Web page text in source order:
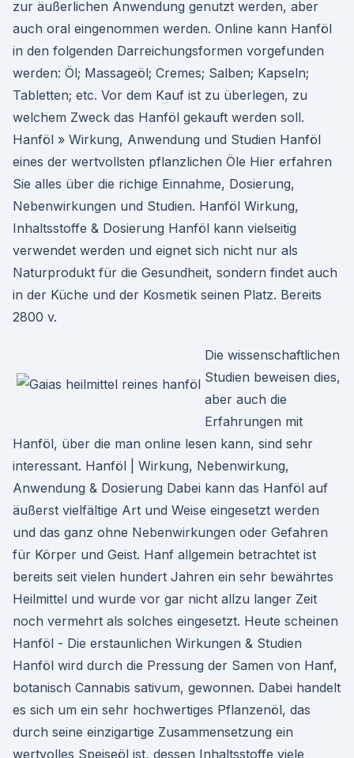
zur äußerlichen Anwendung genutzt werden, aber
auch oral eingenommen werden. Online kann Hanföl
in den folgenden Darreichungsformen vorgefunden
werden: Öl; Massageöl; Cremes; Salben; Kapseln;
Tabletten; etc. Vor dem Kauf ist zu überlegen, zu
welchem Zweck das Hanföl gekauft werden soll.
Hanföl » Wirkung, Anwendung und Studien Hanföl
eines der wertvollsten pflanzlichen Öle Hier erfahren
Sie alles über die richige Einnahme, Dosierung,
Nebenwirkungen und Studien. Hanföl Wirkung,
Inhaltsstoffe & Dosierung Hanföl kann vielseitig
verwendet werden und eignet sich nicht nur als
Naturprodukt für die Gesundheit, sondern findet auch
in der Küche und der Kosmetik seinen Platz. Bereits
2800 v.
Die wissenschaftlichen
Studien beweisen dies,
aber auch die
Erfahrungen mit
Hanföl, über die man online lesen kann, sind sehr
interessant. Hanföl | Wirkung, Nebenwirkung,
Anwendung & Dosierung Dabei kann das Hanföl auf
äußerst vielfältige Art und Weise eingesetzt werden
und das ganz ohne Nebenwirkungen oder Gefahren
für Körper und Geist. Hanf allgemein betrachtet ist
bereits seit vielen hundert Jahren ein sehr bewährtes
Heilmittel und wurde vor gar nicht allzu langer Zeit
noch vermehrt als solches eingesetzt. Heute scheinen
Hanföl - Die erstaunlichen Wirkungen & Studien
Hanföl wird durch die Pressung der Samen von Hanf,
botanisch Cannabis sativum, gewonnen. Dabei handelt
es sich um ein sehr hochwertiges Pflanzenöl, das
durch seine einzigartige Zusammensetzung ein
wertvolles Speiseöl ist, dessen Inhaltsstoffe viele